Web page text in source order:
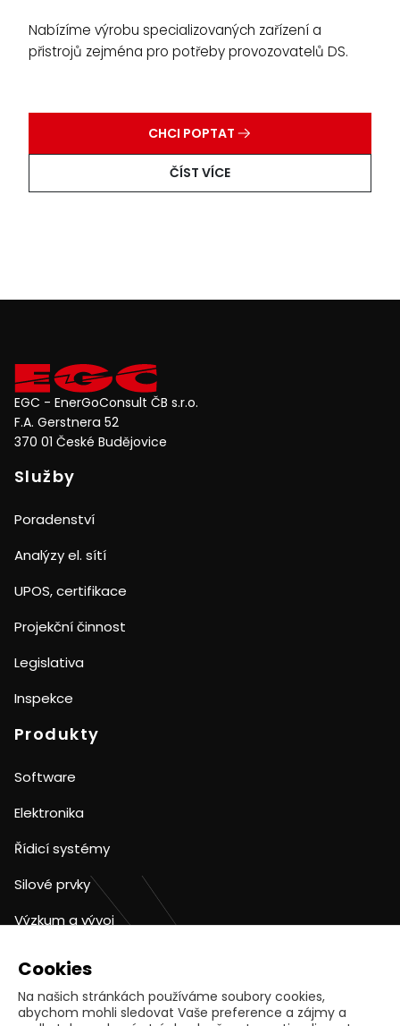
Nabízíme výrobu specializovaných zařízení a
přistrojů zejména pro potřeby provozovatelů DS.
CHCI POPTAT
ČÍST VÍCE
EGC - EnerGoConsult ČB s.r.o.
F.A. Gerstnera 52
370 01 České Budějovice
Služby
Poradenství
Analýzy el. sítí
UPOS, certifikace
Projekční činnost
Legislativa
Inspekce
Produkty
Software
Elektronika
Řídicí systémy
Silové prvky
Výzkum a vývoj
Kontakty
info@egc-cb.cz
Cookies
Na našich stránkách používáme soubory cookies,
abychom mohli sledovat Vaše preference a zájmy a